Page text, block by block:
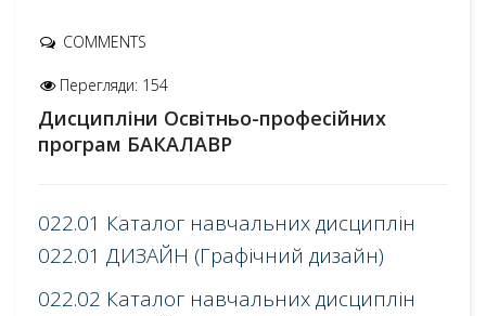
COMMENTS
Перегляди: 154
Дисципліни Освітньо-професійних
програм БАКАЛАВР
022.01 Каталог навчальних дисциплін
022.01 ДИЗАЙН (Графічний дизайн)
022.02 Каталог навчальних дисциплін